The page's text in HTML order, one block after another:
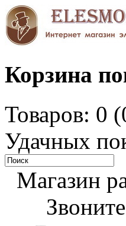
Корзина
Товаров: 0
Удачных
Магазин
Звоните